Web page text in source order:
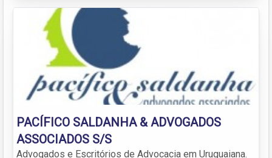
PACÍFICO SALDANHA & ADVOGADOS
ASSOCIADOS S/S
Advogados e Escritórios de Advocacia em Uruguaiana.